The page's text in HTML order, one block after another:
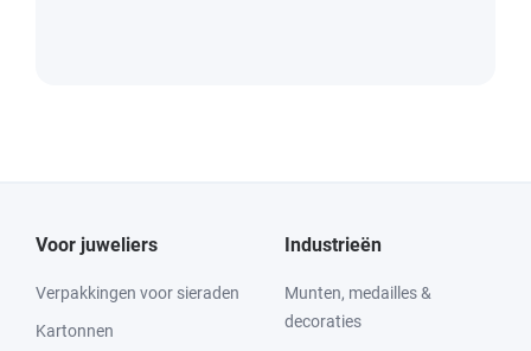
Voor juweliers
Verpakkingen voor sieraden
Kartonnen
Industrieën
Munten, medailles &
decoraties